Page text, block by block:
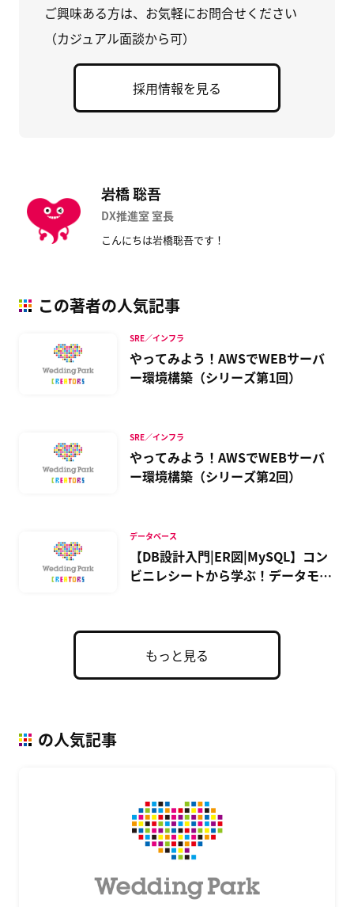
ご興味ある方は、お気軽にお問合せください
（カジュアル面談から可）
採用情報を見る
岩橋 聡吾
DX推進室 室長
こんにちは岩橋聡吾です！
この著者の人気記事
やってみよう！AWSでWEBサーバ
ー環境構築（シリーズ第1回）
SRE／インフラ
やってみよう！AWSでWEBサーバ
ー環境構築（シリーズ第2回）
SRE／インフラ
【DB設計入門|ER図|MySQL】コン
ビニレシートから学ぶ！データモデ
データベース
もっと見る
の人気記事